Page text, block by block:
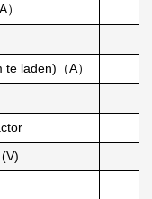
laden)（A）